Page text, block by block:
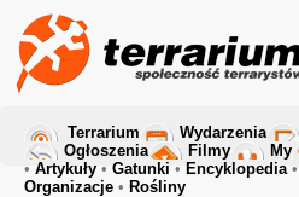
Terrarium Wydarzenia
Ogłoszenia
Filmy My
• Artykuły • Gatunki • Encyklopedia•
Organizacje • Rośliny